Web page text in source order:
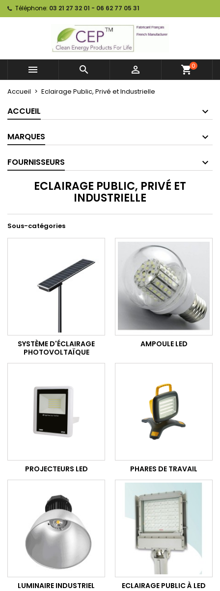
Téléphone: 03 21 27 32 01 - 06 62 77 05 31
   shopping_cart0
Accueil Eclairage Public, Privé et Industrielle
ACCUEIL
MARQUES
FOURNISSEURS
ECLAIRAGE PUBLIC, PRIVÉ ET
INDUSTRIELLE
Sous-catégories
SYSTÈME D'ÉCLAIRAGE
PHOTOVOLTAÏQUE
AMPOULE LED
PROJECTEURS LED PHARES DE TRAVAIL
LUMINAIRE INDUSTRIEL ECLAIRAGE PUBLIC À LED